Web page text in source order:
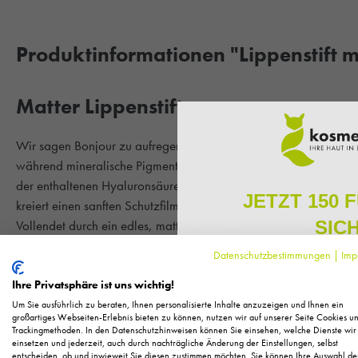
Produktinformationen "Lippenstift
Matter Lippenstift
Wir sagen Bonjour zu aufregenden Lippen. Die zarte Textur des
während mineralische Pigmente eine unverkennbare farbliche
der enthaltenen Hyaluronsäure. Sie versorgt die Lippen mit
kreiert einen sanften Schutzfilm, der einen hohen Tragekomfort
Vollendet durch ein edles, mattes Finish, wird die natürliche
Copyright by ANNEMARIE BÖRLIND
JETZT 150
Melden Sie sich zu
regelmäßig exklusive
Pflege, neue Produkte
Als kleines Dankeschön für
Ihnen150 Fuchstaler*, die
Einkauf
Datenschutzbestimmungen |
Ihre Privatsphäre ist uns wichtig!
Um Sie ausführlich zu beraten, Ihnen personalisierte Inhalte anzuzeigen und Ihnen ein
großartiges Webseiten-Erlebnis bieten zu können, nutzen wir auf unserer Seite Cookies
Trackingmethoden. In den Datenschutzhinweisen können Sie einsehen, welche Dienste wir
einsetzen und jederzeit, auch durch nachträgliche Änderung der Einstellungen, selbst